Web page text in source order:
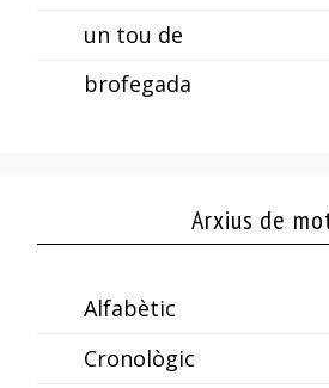
un tou de
brofegada
Arxius de
Alfabètic
Cronològic